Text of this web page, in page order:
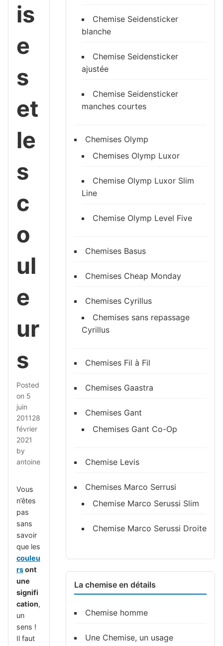
is
e
s
et
le
s
c
o
ul
e
ur
s
Posted
on 5
juin
201128
février
2021
by
antoine
Vous
n’êtes
pas
sans
savoir
que les
couleu
rsont
une
signifi
cation,
un
sens !
Il faut
Chemise Seidensticker
blanche
Chemise Seidensticker
ajustée
Chemise Seidensticker
manches courtes
Chemises Olymp
Chemises Olymp Luxor
Chemise Olymp Luxor Slim
Line
Chemise Olymp Level Five
Chemises Basus
Chemises Cheap Monday
Chemises Cyrillus
Chemises sans repassage
Cyrillus
Chemises Fil à Fil
Chemises Gaastra
Chemises Gant
Chemises Gant Co-Op
Chemise Levis
Chemises Marco Serrusi
Chemise Marco Serussi Slim
Chemise Marco Serussi Droite
La chemise en détails
Chemise homme
Une Chemise, un usage